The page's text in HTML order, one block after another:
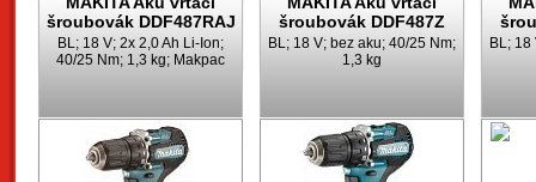
šroubovák DDF487RAJ
BL; 18 V; 2x 2,0 Ah Li-Ion;
40/25 Nm; 1,3 kg; Makpac
šroubovák DDF487Z
BL; 18 V; bez aku; 40/25 Nm;
1,3 kg
BL; 18